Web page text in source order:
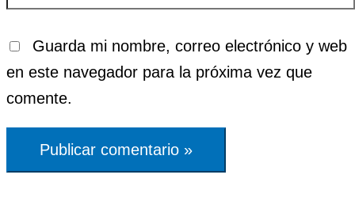
Guarda mi nombre, correo electrónico y web
en este navegador para la próxima vez que
comente.